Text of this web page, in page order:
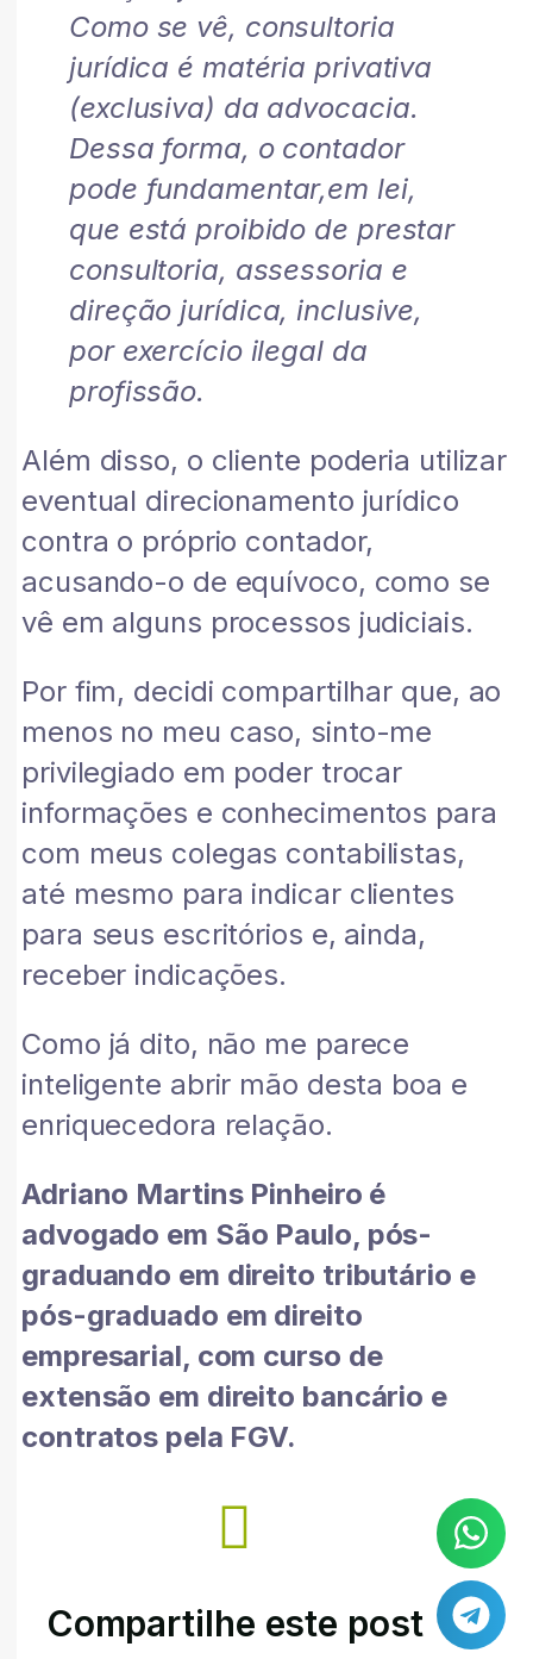
Como se vê, consultoria
jurídica é matéria privativa
(exclusiva) da advocacia.
Dessa forma, o contador
pode fundamentar,em lei,
que está proibido de prestar
consultoria, assessoria e
direção jurídica, inclusive,
por exercício ilegal da
profissão.
Além disso, o cliente poderia utilizar
eventual direcionamento jurídico
contra o próprio contador,
acusando-o de equívoco, como se
vê em alguns processos judiciais.
Por fim, decidi compartilhar que, ao
menos no meu caso, sinto-me
privilegiado em poder trocar
informações e conhecimentos para
com meus colegas contabilistas,
até mesmo para indicar clientes
para seus escritórios e, ainda,
receber indicações.
Como já dito, não me parece
inteligente abrir mão desta boa e
enriquecedora relação.
Adriano Martins Pinheiro é
advogado em São Paulo, pós-
graduando em direito tributário e
pós-graduado em direito
empresarial, com curso de
extensão em direito bancário e
contratos pela FGV.
Compartilhe este post